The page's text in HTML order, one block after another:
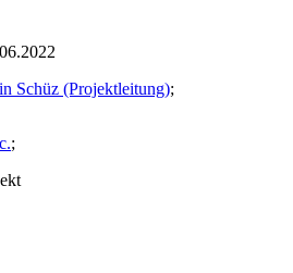
Schüz (Projektleitung);
;